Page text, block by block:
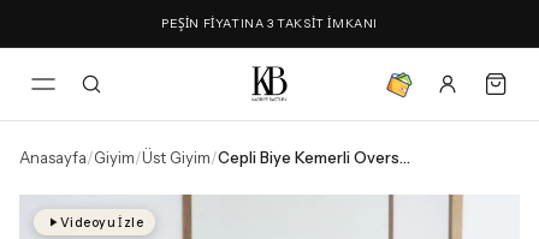
PEŞİN FİYATINA 3 TAKSİT İMKANI
Anasayfa/Giyim/Üst Giyim/ Cepli Biye Kemerli Oversize Gömlek Haki
Videoyu İzle